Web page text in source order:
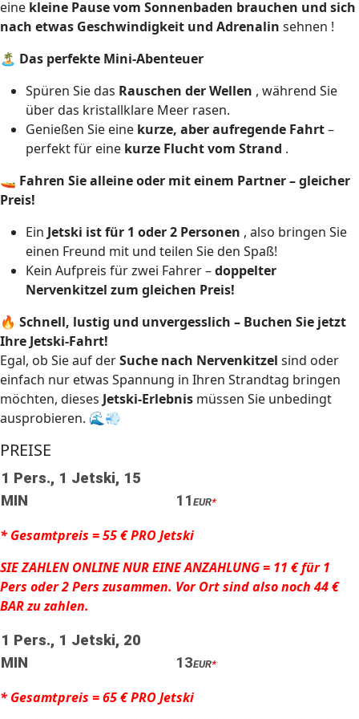
eine kleine Pause vom Sonnenbaden brauchen und sich
nach etwas Geschwindigkeit und Adrenalin sehnen !
🏝 Das perfekte Mini-Abenteuer
Spüren Sie das Rauschen der Wellen , während Sie
über das kristallklare Meer rasen.
Genießen Sie eine kurze, aber aufregende Fahrt–
perfekt für eine kurze Flucht vom Strand .
🚤 Fahren Sie alleine oder mit einem Partner – gleicher
Preis!
Ein Jetski ist für 1 oder 2 Personen , also bringen Sie
einen Freund mit und teilen Sie den Spaß!
Kein Aufpreis für zwei Fahrer –doppelter
Nervenkitzel zum gleichen Preis!
🔥 Schnell, lustig und unvergesslich – Buchen Sie jetzt
Ihre Jetski-Fahrt!
Egal, ob Sie auf derSuche nach Nervenkitzel sind oder
einfach nur etwas Spannung in Ihren Strandtag bringen
möchten, dieses Jetski-Erlebnis müssen Sie unbedingt
ausprobieren. 🌊💨
PREISE
1 Pers., 1 Jetski, 15
MIN
11 EUR*
* Gesamtpreis = 55 € PRO Jetski
SIE ZAHLEN ONLINE NUR EINE ANZAHLUNG = 11 € für 1
Pers oder 2 Pers zusammen. Vor Ort sind also noch 44 €
BAR zu zahlen.
1 Pers., 1 Jetski, 20
MIN
13EUR*
* Gesamtpreis = 65 € PRO Jetski